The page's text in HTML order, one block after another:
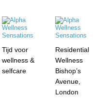
Tijd voor
wellness &
selfcare
Residential
Wellness
Bishop’s
Avenue,
London